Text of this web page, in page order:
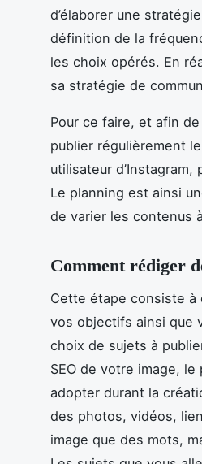
d’élaborer une
définition de la
les choix opérés. En
sa stratégie de
Pour ce faire, et afin
publier régulièrement
utilisateur
Le planning est ainsi
de varier les contenus
Comment rédiger
Cette étape consiste
vos objectifs ainsi que
choix de sujets à
SEO de votre image,
adopter durant la
des photos, vidéos,
image que des mots,